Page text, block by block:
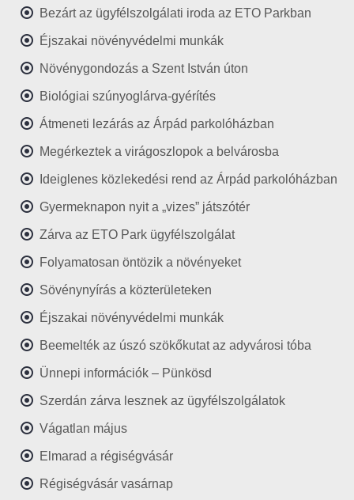
Bezárt az ügyfélszolgálati iroda az ETO Parkban
Éjszakai növényvédelmi munkák
Növénygondozás a Szent István úton
Biológiai szúnyoglárva-gyérítés
Átmeneti lezárás az Árpád parkolóházban
Megérkeztek a virágoszlopok a belvárosba
Ideiglenes közlekedési rend az Árpád parkolóházban
Gyermeknapon nyit a „vizes” játszótér
Zárva az ETO Park ügyfélszolgálat
Folyamatosan öntözik a növényeket
Sövénynyírás a közterületeken
Éjszakai növényvédelmi munkák
Beemelték az úszó szökőkutat az adyvárosi tóba
Ünnepi információk – Pünkösd
Szerdán zárva lesznek az ügyfélszolgálatok
Vágatlan május
Elmarad a régiségvásár
Régiségvásár vasárnap